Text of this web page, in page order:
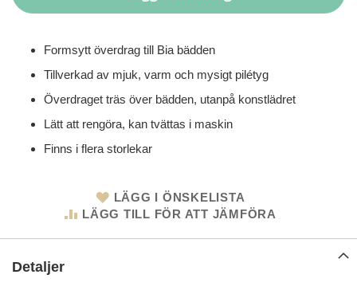
Formsytt överdrag till Bia bädden
Tillverkad av mjuk, varm och mysigt pilétyg
Överdraget träs över bädden, utanpå konstlädret
Lätt att rengöra, kan tvättas i maskin
Finns i flera storlekar
LÄGG I ÖNSKELISTA
LÄGG TILL FÖR ATT JÄMFÖRA
Detaljer